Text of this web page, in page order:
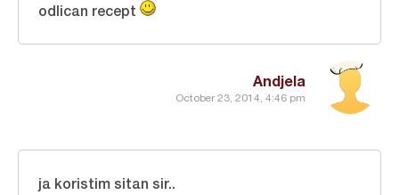
Andjela
October 23, 2014, 4:46 pm
odlican recept
ja koristim sitan sir..